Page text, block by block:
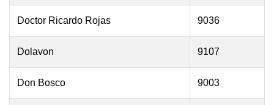
Doctor Ricardo Rojas 9036
Dolavon 9107
Don Bosco 9003